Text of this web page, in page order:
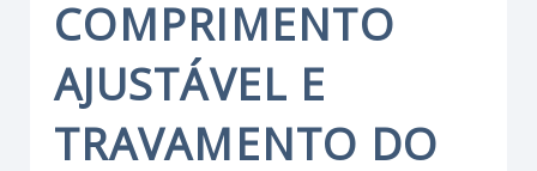
COMPRIMENTO
AJUSTÁVEL E
TRAVAMENTO DO